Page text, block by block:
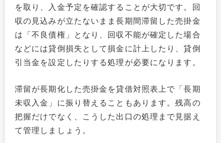
を取り、入金予定を確認することが大切です。回
収の見込みが立たないまま長期間滞留した売掛金
は「不良債権」となり、回収不能が確定した場合
などには貸倒損失として損金に計上したり、貸倒
引当金を設定したりする処理が必要になります。
滞留が長期化した売掛金を貸借対照表上で「長期
未収入金」に振り替えることもあります。残高の
把握だけでなく、こうした出口の処理まで見据え
て管理しましょう。